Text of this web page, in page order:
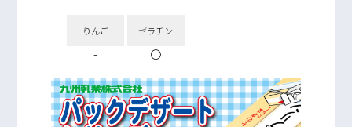
りんご
-
ゼラチン
〇